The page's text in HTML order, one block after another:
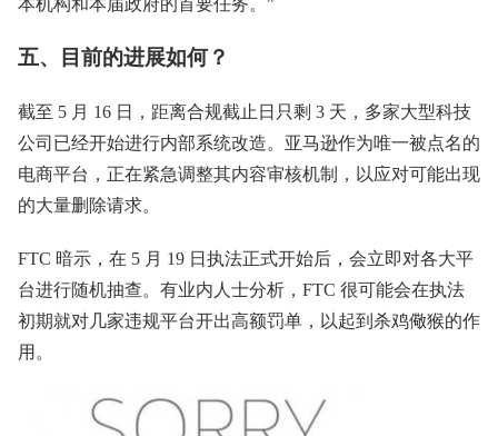
本机构和本届政府的首要任务。"
五、目前的进展如何？
截至 5 月 16 日，距离合规截止日只剩 3 天，多家大型科技
公司已经开始进行内部系统改造。亚马逊作为唯一被点名的
电商平台，正在紧急调整其内容审核机制，以应对可能出现
的大量删除请求。
FTC 暗示，在 5 月 19 日执法正式开始后，会立即对各大平
台进行随机抽查。有业内人士分析，FTC 很可能会在执法
初期就对几家违规平台开出高额罚单，以起到杀鸡儆猴的作
用。